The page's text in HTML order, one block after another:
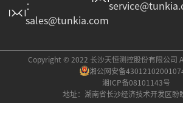
：
sales@tunkia.com
Copyright © 2022 长沙天恒测控股份有限公司
湘公网安备
湘ICP备08101143号
地址：湖南省长沙经济技术开发区盼